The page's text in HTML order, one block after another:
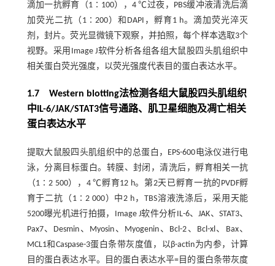
滴加一抗孵育（1∶100），4 ℃过夜，PBS缓冲液清洗后滴
加荧光二抗（1∶200）和DAPI，孵育1 h。滴加荧光淬灭
剂，封片。荧光显微镜下观察，并拍照，每个样本选取3个
视野。采用Image J软件分析各组各组大鼠股四头肌组织中
相关蛋白荧光强度，以荧光强度代表目的蛋白表达水平。
1.7 Western blotting法检测各组大鼠股四头肌组织
中IL-6/JAK/STAT3信号通路、肌卫星细胞及凋亡相关
蛋白表达水平
提取大鼠股四头肌组织中的总蛋白，EPS-600电泳仪进行电
泳，分离目标蛋白。转膜、封闭，清洗后，孵育相关一抗
（1∶2 500），4 ℃孵育12 h。第2天已孵育一抗的PVDF孵
育于二抗（1∶2 000）中2 h，TBS溶液洗涤后，采用天能
5200曝光机进行拍摄，Image J软件分析IL-6、JAK、STAT3、
Pax7、Desmin、Myosin、Myogenin、Bcl-2、Bcl-xl、Bax、
MCL1和Caspase-3蛋白条带灰度值，以β-actin为内参，计算
目的蛋白表达水平。目的蛋白表达水平=目的蛋白条带灰度